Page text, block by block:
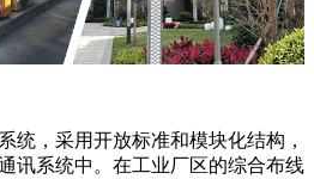
统，采用开放标准和模块化结构，
讯系统中。在工业厂区的综合布线